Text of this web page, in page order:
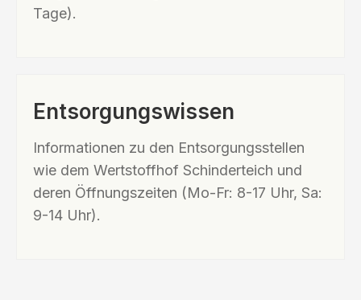
Tage).
Entsorgungswissen
Informationen zu den Entsorgungsstellen
wie dem Wertstoffhof Schinderteich und
deren Öffnungszeiten (Mo-Fr: 8-17 Uhr, Sa:
9-14 Uhr).